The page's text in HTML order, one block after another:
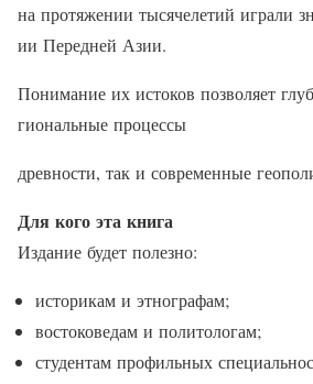
на протяжении тысячелетий играли
ии Передней Азии.
Понимание их истоков позволяет
гиональные процессы
древности, так и современные
Для кого эта книга
Издание будет полезно:
историкам и этнографам;
востоковедам и политологам;
студентам профильных